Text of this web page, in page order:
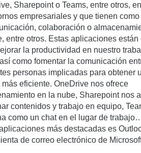
Sharepoint o Teams, entre otros,
empresariales y que tienen
colaboración o
entre otros. Estas aplicaciones están
la productividad en nuestro
como fomentar la comunicación
personas implicadas para obtener
más eficiente. OneDrive nos ofrece
en la nube, Sharepoint nos
contenidos y trabajo en equipo,
como un chat en el lugar de
más destacadas es
de correo electrónico de